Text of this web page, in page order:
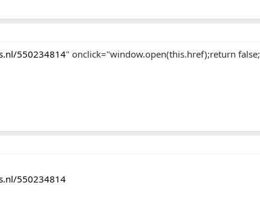
550234814" onclick="window.open(this.href);return false;
550234814